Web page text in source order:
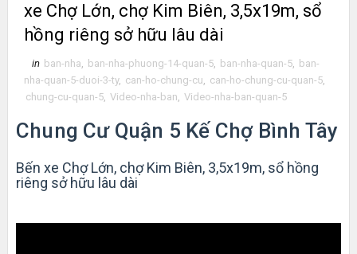
xe Chợ Lớn, chợ Kim Biên, 3,5x19m, sổ
hồng riêng sở hữu lâu dài
in ban-nha, ban-nha-phuong-14-quan-5, ban-nha-quan-5, ban-
nha-quan-5-duoi-3-ty, can-ho-chung-cu, can-ho-chung-cu-quan-5,
chung-cu-quan-5, Video-nha-ban, Video-nha-ban-quan-5
Chung Cư Quận 5 Kế Chợ Bình Tây
Bến xe Chợ Lớn, chợ Kim Biên, 3,5x19m, sổ hồng
riêng sở hữu lâu dài